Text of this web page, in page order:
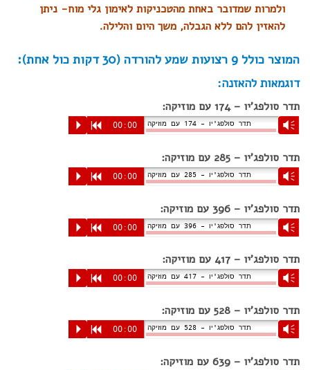
ולמרות שמדובר באחת מהטכניקות לאימון גלי מוח- ניתן
להאזין להם ללא הגבלה, משך היום והלילה.
המוצר כולל 9 רצועות שמע להורדה (30 דקות כול אחת):
דוגמאות להאזנה:
תדר סולפג'יו – 174 עם מוזיקה:
Vm תדר סולפג'יו – 174 עם מוזיקה 00:00
R
P
תדר סולפג'יו – 285 עם מוזיקה:
Vm תדר סולפג'יו – 285 עם מוזיקה 00:00
R
P
תדר סולפג'יו – 396 עם מוזיקה:
Vm תדר סולפג'יו – 396 עם מוזיקה 00:00
R
P
תדר סולפג'יו – 417 עם מוזיקה:
Vm תדר סולפג'יו – 417 עם מוזיקה 00:00
R
P
תדר סולפג'יו – 528 עם מוזיקה:
Vm תדר סולפג'יו – 528 עם מוזיקה 00:00
R
P
תדר סולפג'יו – 639 עם מוזיקה: